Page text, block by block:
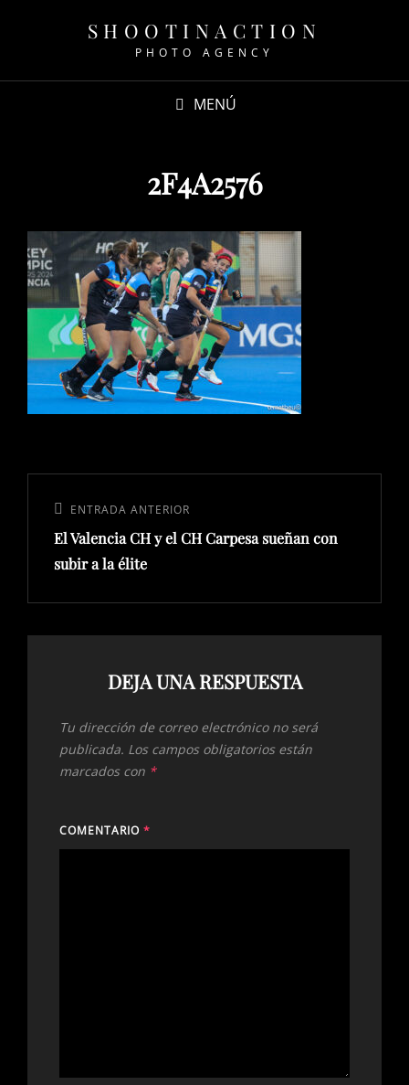
SHOOTINACTION
PHOTO AGENCY
MENÚ
2F4A2576
entradas
Entrada
anterior:
ENTRADA ANTERIOR
El Valencia CH y el CH Carpesa sueñan con
subir a la élite
DEJA UNA RESPUESTA
Tu dirección de correo electrónico no será
publicada. Los campos obligatorios están
marcados con *
COMENTARIO *